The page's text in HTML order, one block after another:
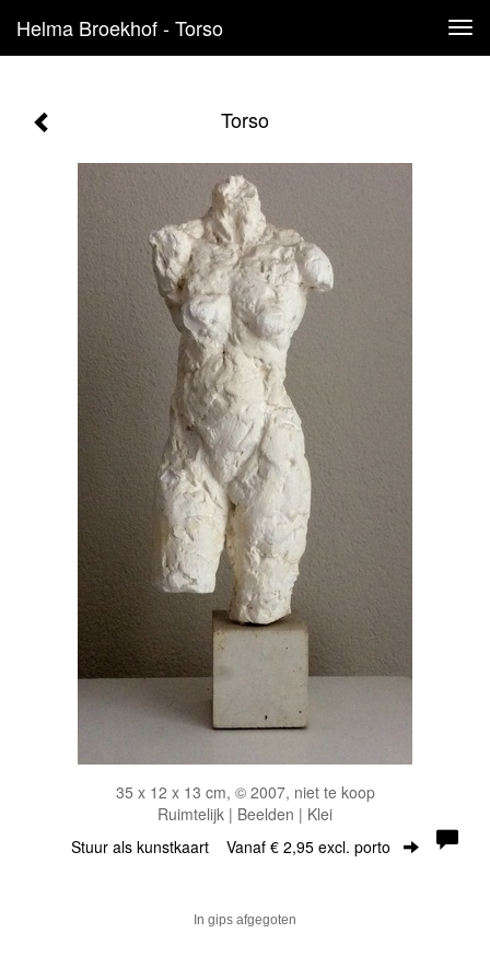
Helma Broekhof - Torso
Torso
35 x 12 x 13 cm, © 2007, niet te koop
Ruimtelijk | Beelden | Klei
Stuur als kunstkaart Vanaf € 2,95 excl. porto
In gips afgegoten